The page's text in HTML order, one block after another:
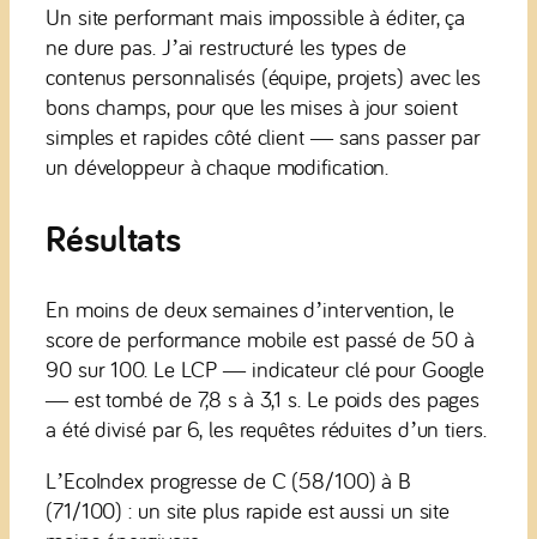
Un site performant mais impossible à éditer, ça
ne dure pas. J’ai restructuré les types de
contenus personnalisés (équipe, projets) avec les
bons champs, pour que les mises à jour soient
simples et rapides côté client — sans passer par
un développeur à chaque modification.
Résultats
En moins de deux semaines d’intervention, le
score de performance mobile est passé de 50 à
90 sur 100. Le LCP — indicateur clé pour Google
— est tombé de 7,8 s à 3,1 s. Le poids des pages
a été divisé par 6, les requêtes réduites d’un tiers.
L’EcoIndex progresse de C (58/100) à B
(71/100) : un site plus rapide est aussi un site